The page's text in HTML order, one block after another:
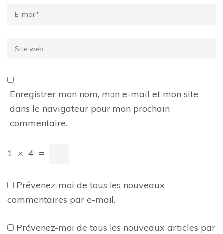
Email*
Site
Enregistrer mon nom, mon e-mail et mon site
dans le navigateur pour mon prochain
commentaire.
1 × 4 =
Prévenez-moi de tous les nouveaux
commentaires par e-mail.
Prévenez-moi de tous les nouveaux articles par